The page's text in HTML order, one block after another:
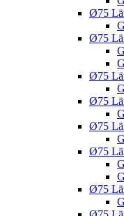
Ø75
Ø75
Ø75
Ø75
Ø75
Ø75
Ø75